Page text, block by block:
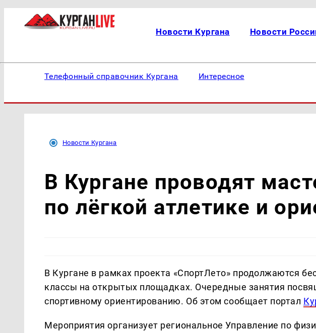
Новости Кургана Новости
Телефонный справочник Кургана Интересное
Новости Кургана
В Кургане проводят
по лёгкой атлетике и
В Кургане в рамках проекта «СпортЛето» продолжаются
классы на открытых площадках. Очередные занятия
спортивному ориентированию. Об этом сообщает портал
Мероприятия организует региональное Управление по